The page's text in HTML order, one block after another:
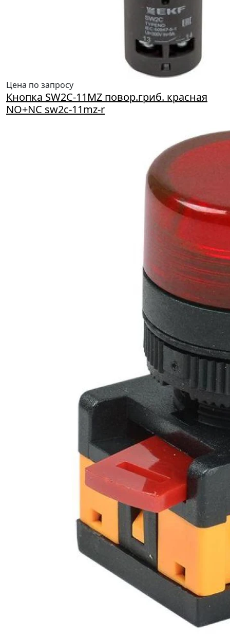
Цена по запросу
Кнопка SW2C-11MZ повор.гриб. красная
NO+NC sw2c-11mz-r